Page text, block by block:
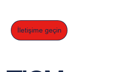
İletişime geçin